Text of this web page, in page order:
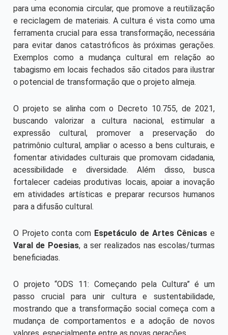
para uma economia circular, que promove a reutilização
e reciclagem de materiais. A cultura é vista como uma
ferramenta crucial para essa transformação, necessária
para evitar danos catastróficos às próximas gerações.
Exemplos como a mudança cultural em relação ao
tabagismo em locais fechados são citados para ilustrar
o potencial de transformação que o projeto almeja.
O projeto se alinha com o Decreto 10.755, de 2021,
buscando valorizar a cultura nacional, estimular a
expressão cultural, promover a preservação do
patrimônio cultural, ampliar o acesso a bens culturais, e
fomentar atividades culturais que promovam cidadania,
acessibilidade e diversidade. Além disso, busca
fortalecer cadeias produtivas locais, apoiar a inovação
em atividades artísticas e preparar recursos humanos
para a difusão cultural.
O Projeto conta com Espetáculo de Artes Cênicas e
Varal de Poesias, a ser realizados nas escolas/turmas
beneficiadas.
O projeto “ODS 11: Começando pela Cultura” é um
passo crucial para unir cultura e sustentabilidade,
mostrando que a transformação social começa com a
mudança de comportamentos e a adoção de novos